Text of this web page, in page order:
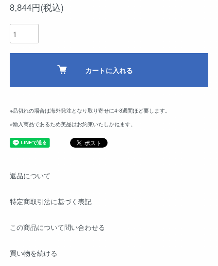
8,844円(税込)
カートに入れる
※品切れの場合は海外発注となり取り寄せに4-8週間ほど要します。
※輸入商品であるため美品はお約束いたしかねます。
返品について
特定商取引法に基づく表記
この商品について問い合わせる
買い物を続ける